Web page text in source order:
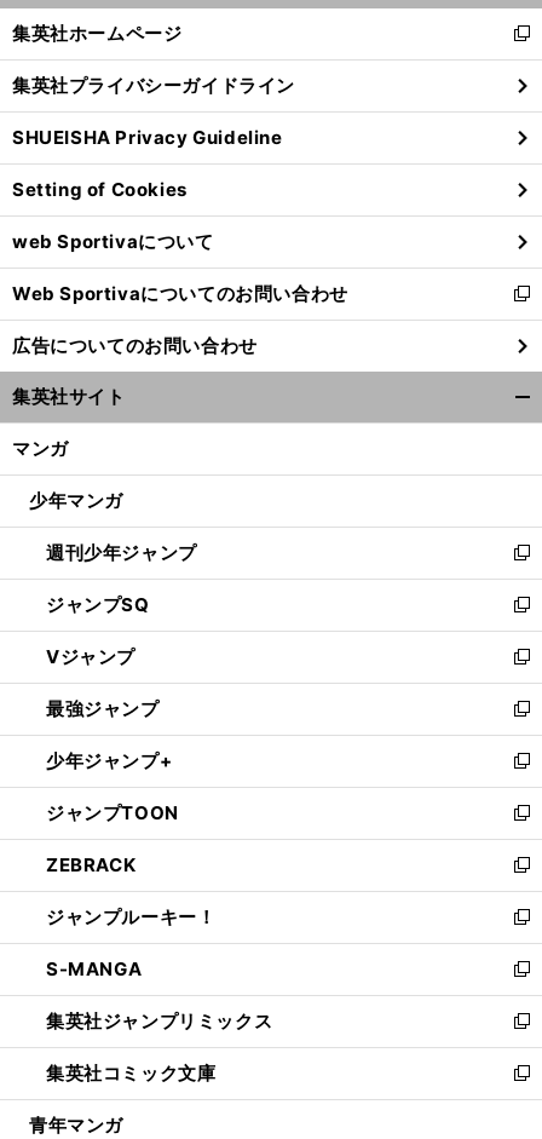
閉
る
集英社ホームページ
新
し
い
ウ
ィ
ン
ド
ウ
で
開
く
集英社プライバシーガイドライン
SHUEISHA Privacy Guideline
Setting of Cookies
web Sportivaについて
Web Sportivaについてのお問い合わせ
新
し
い
ウ
ィ
ン
ウ
開
く
広告についてのお問い合わせ
集英社サイト
マンガ
少年マンガ
週刊少年ジャンプ
新
し
い
ウ
ィ
ン
ド
ウ
で
開
く
ジャンプSQ
新
し
い
ウ
ィ
ン
ド
ウ
で
開
く
Vジャンプ
新
し
い
ウ
ィ
ン
ド
ウ
で
開
く
最強ジャンプ
新
し
い
ウ
ィ
ン
ド
ウ
で
開
く
少年ジャンプ+
新
し
い
ウ
ィ
ン
ド
ウ
で
開
く
ジャンプTOON
新
し
い
ウ
ィ
ン
ド
ウ
で
開
く
ZEBRACK
新
し
い
ウ
ィ
ン
ド
ウ
で
開
ジャンプルーキー！
新
し
い
ウ
ィ
ン
ド
ウ
S-MANGA
新
し
い
ウ
ィ
ン
集英社ジャンプリミックス
新
し
い
ウ
集英社コミック文庫
新
し
青年マンガ